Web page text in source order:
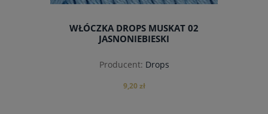
WŁÓCZKA DROPS MUSKAT 02
JASNONIEBIESKI
Producent: Drops
9,20 zł